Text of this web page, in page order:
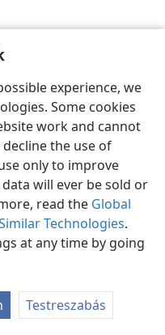
experience, we
Some cookies
work and cannot
the use of
only to improve
will ever be sold or
read the Global
Technologies.
at any time by going
Testreszabás
Beállítások
Tract Society of Pennsylvania
vonatkozó szabályok
JW.ORG Bejelentkezés